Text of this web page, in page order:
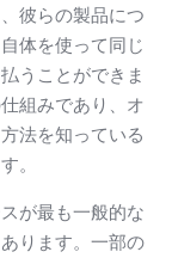
彼らの製品につ
体を使って同じ
うことができま
組みであり、オ
法を知っている
。
が最も一般的な
ります。 一部の